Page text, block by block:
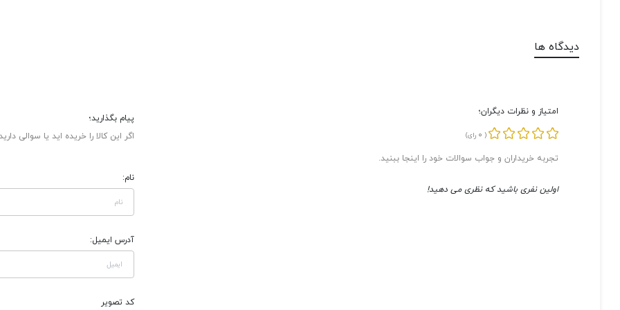
دیدگاه ها
امتیاز و نظرات دیگران؛
(
0 رای)
تجربه خریداران و جواب سوالات خود را اینجا ببنید.
اولین نفری باشید که نظری می دهید!
پیام بگذارید؛
اگر این کالا را خریده اید یا سوالی
نام:
آدرس ایمیل:
کد تصویر